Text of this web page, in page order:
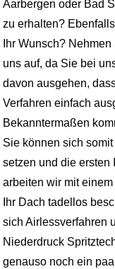
Aarbergen oder Bad
zu erhalten?
Ihr Wunsch?
uns auf, da Sie bei
davon ausgehen,
Verfahren einfach
Bekanntermaßen
Sie können sich
setzen und die ersten
arbeiten wir mit
Ihr Dach tadellos
sich Airlessverfahren
Niederdruck
genauso noch ein